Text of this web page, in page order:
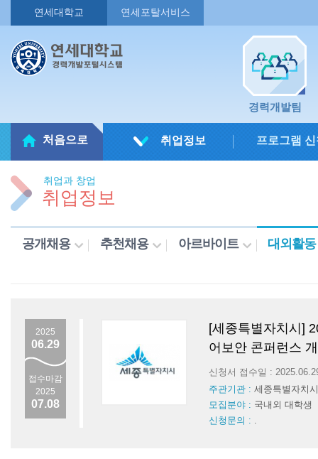
연세대학교 연세포탈서비스
경력개발팀
처음으로 취업정보 프로그램
취업과 창업
취업정보
공개채용 추천채용 아르바이트 대외활동
2025
06.29
접수마감
2025
07.08
[세종특별자치시]
어보안 콘퍼런스
신청서 접수일 :
주관기관 : 세종특별자치시
모집분야 : 국내외 대학생
신청문의 : .